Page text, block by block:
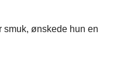
smuk, ønskede hun en